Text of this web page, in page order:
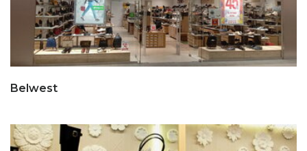
Belwest